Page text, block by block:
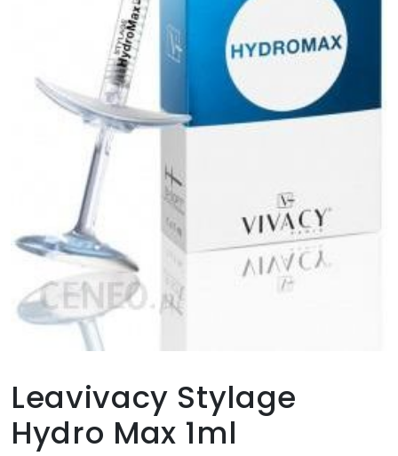
Leavivacy Stylage
Hydro Max 1ml